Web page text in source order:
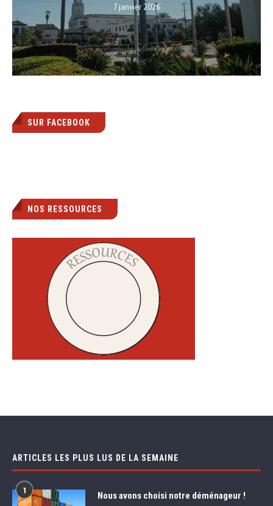
7 janvier 2026
SUR FACEBOOK
NOS RESSOURCES
ARTICLES LES PLUS LUS DE LA SEMAINE
1 Nous avons choisi notre déménageur !